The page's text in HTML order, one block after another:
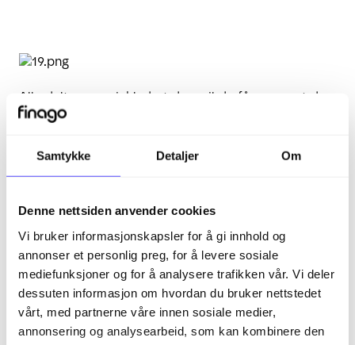
Samtykke Detaljer Om
Denne nettsiden anvender cookies
Vi bruker informasjonskapsler for å gi innhold og
annonser et personlig preg, for å levere sosiale
mediefunksjoner og for å analysere trafikken vår. Vi deler
dessuten informasjon om hvordan du bruker nettstedet
vårt, med partnerne våre innen sosiale medier,
annonsering og analysearbeid, som kan kombinere den
Alle deltagerne, inkludert deg, vil da få en epost de
kan svar på.
Da får de opp de alternativene for møtetidspunkt
og kan svare ja, nei eller kanskje om det passer da.
mail og se hva alle har svart og opprette en avtale
direkte der ettersom hva som passet best for alle.
Relaterte artikler